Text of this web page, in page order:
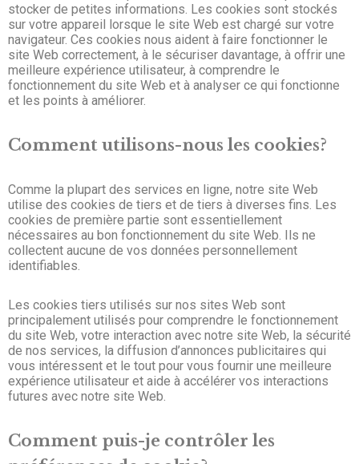
stocker de petites informations. Les cookies sont stockés
sur votre appareil lorsque le site Web est chargé sur votre
navigateur. Ces cookies nous aident à faire fonctionner le
site Web correctement, à le sécuriser davantage, à offrir une
meilleure expérience utilisateur, à comprendre le
fonctionnement du site Web et à analyser ce qui fonctionne
et les points à améliorer.
Comment utilisons-nous les cookies?
Comme la plupart des services en ligne, notre site Web
utilise des cookies de tiers et de tiers à diverses fins. Les
cookies de première partie sont essentiellement
nécessaires au bon fonctionnement du site Web. Ils ne
collectent aucune de vos données personnellement
identifiables.
Les cookies tiers utilisés sur nos sites Web sont
principalement utilisés pour comprendre le fonctionnement
du site Web, votre interaction avec notre site Web, la sécurité
de nos services, la diffusion d’annonces publicitaires qui
vous intéressent et le tout pour vous fournir une meilleure
expérience utilisateur et aide à accélérer vos interactions
futures avec notre site Web.
Comment puis-je contrôler les